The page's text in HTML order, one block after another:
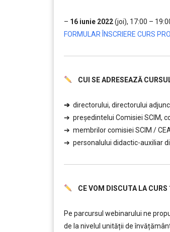
– 16 iunie 2022(joi), 17:00 –
FORMULAR ÎNSCRIERE CURS
CUI SE ADRESEAZĂ
➔ directorului, directorului
➔ președintelui Comisiei SCIM,
➔ membrilor comisiei SCIM /
➔ personalului didactic-auxiliar
CE VOM DISCUTA LA CURS
Pe parcursul webinarului ne
de la nivelul unității de